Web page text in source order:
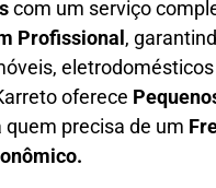
com um serviço
Profissional ,
oferece
quem precisa de um